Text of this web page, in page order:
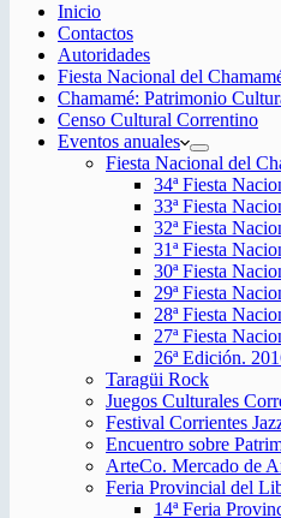
Inicio
Contactos
Autoridades
Fiesta Nacional del
Chamamé: Patrimonio
Censo Cultural Correntino
Eventos anuales
Fiesta Nacional del
34ª Fiesta
33ª Fiesta
32ª Fiesta
31ª Fiesta
30ª Fiesta
29ª Fiesta
28ª Fiesta
27ª Fiesta
26ª Edición.
Taragüi Rock
Juegos Culturales
Festival Corrientes
Encuentro sobre
ArteCo. Mercado de
Feria Provincial del
14ª Feria